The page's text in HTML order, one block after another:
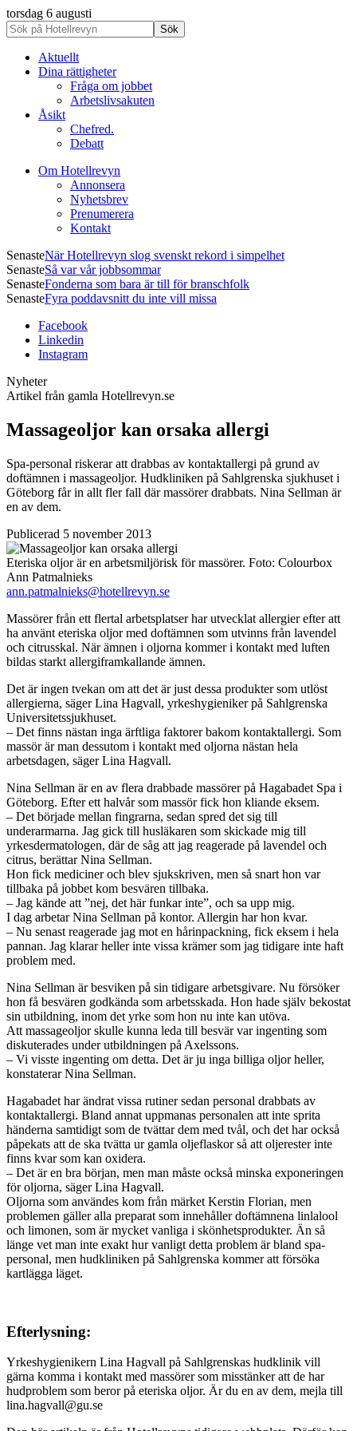
torsdag 6 augusti
Aktuellt
Dina rättigheter
Fråga om jobbet
Arbetslivsakuten
Åsikt
Chefred.
Debatt
Om Hotellrevyn
Annonsera
Nyhetsbrev
Prenumerera
Kontakt
SenasteNär Hotellrevyn slog svenskt rekord i simpelhet
SenasteSå var vår jobbsommar
SenasteFonderna som bara är till för branschfolk
SenasteFyra poddavsnitt du inte vill missa
Facebook
Linkedin
Instagram
Nyheter
Artikel från gamla Hotellrevyn.se
Massageoljor kan orsaka allergi
Spa-personal riskerar att drabbas av kontaktallergi på grund av
doftämnen i massageoljor. Hudkliniken på Sahlgrenska sjukhuset i
Göteborg får in allt fler fall där massörer drabbats. Nina Sellman är
en av dem.
Publicerad 5 november 2013
Eteriska oljor är en arbetsmiljörisk för massörer. Foto: Colourbox
Ann Patmalnieks
ann.patmalnieks@hotellrevyn.se
Massörer från ett flertal arbetsplatser har utvecklat allergier efter att
ha använt eteriska oljor med doftämnen som utvinns från lavendel
och citrusskal. När ämnen i oljorna kommer i kontakt med luften
bildas starkt allergiframkallande ämnen.
Det är ingen tvekan om att det är just dessa produkter som utlöst
allergierna, säger Lina Hagvall, yrkeshygieniker på Sahlgrenska
Universitetssjukhuset.
– Det finns nästan inga ärftliga faktorer bakom kontaktallergi. Som
massör är man dessutom i kontakt med oljorna nästan hela
arbetsdagen, säger Lina Hagvall.
Nina Sellman är en av flera drabbade massörer på Hagabadet Spa i
Göteborg. Efter ett halvår som massör fick hon kliande eksem.
– Det började mellan fingrarna, sedan spred det sig till
underarmarna. Jag gick till husläkaren som skickade mig till
yrkesdermatologen, där de såg att jag reagerade på lavendel och
citrus, berättar Nina Sellman.
Hon fick mediciner och blev sjukskriven, men så snart hon var
tillbaka på jobbet kom besvären tillbaka.
– Jag kände att ”nej, det här funkar inte”, och sa upp mig.
I dag arbetar Nina Sellman på kontor. Allergin har hon kvar.
– Nu senast reagerade jag mot en hårinpackning, fick eksem i hela
pannan. Jag klarar heller inte vissa krämer som jag tidigare inte haft
problem med.
Nina Sellman är besviken på sin tidigare arbetsgivare. Nu försöker
hon få besvären godkända som arbetsskada. Hon hade själv bekostat
sin utbildning, inom det yrke som hon nu inte kan utöva.
Att massageoljor skulle kunna leda till besvär var ingenting som
diskuterades under utbildningen på Axelssons.
– Vi visste ingenting om detta. Det är ju inga billiga oljor heller,
konstaterar Nina Sellman.
Hagabadet har ändrat vissa rutiner sedan personal drabbats av
kontaktallergi. Bland annat uppmanas personalen att inte sprita
händerna samtidigt som de tvättar dem med tvål, och det har också
påpekats att de ska tvätta ur gamla oljeflaskor så att oljerester inte
finns kvar som kan oxidera.
– Det är en bra början, men man måste också minska exponeringen
för oljorna, säger Lina Hagvall.
Oljorna som användes kom från märket Kerstin Florian, men
problemen gäller alla preparat som innehåller doftämnena linlalool
och limonen, som är mycket vanliga i skönhetsprodukter. Än så
länge vet man inte exakt hur vanligt detta problem är bland spa-
personal, men hudkliniken på Sahlgrenska kommer att försöka
kartlägga läget.
Efterlysning:
Yrkeshygienikern Lina Hagvall på Sahlgrenskas hudklinik vill
gärna komma i kontakt med massörer som misstänker att de har
hudproblem som beror på eteriska oljor. Är du en av dem, mejla till
lina.hagvall@gu.se